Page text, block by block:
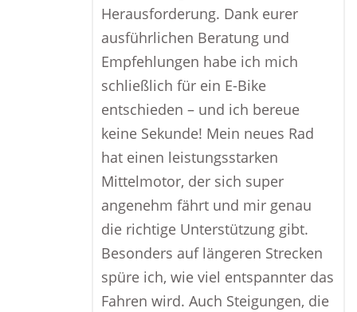
Herausforderung. Dank eurer
ausführlichen Beratung und
Empfehlungen habe ich mich
schließlich für ein E-Bike
entschieden – und ich bereue
keine Sekunde! Mein neues Rad
hat einen leistungsstarken
Mittelmotor, der sich super
angenehm fährt und mir genau
die richtige Unterstützung gibt.
Besonders auf längeren Strecken
spüre ich, wie viel entspannter das
Fahren wird. Auch Steigungen, die